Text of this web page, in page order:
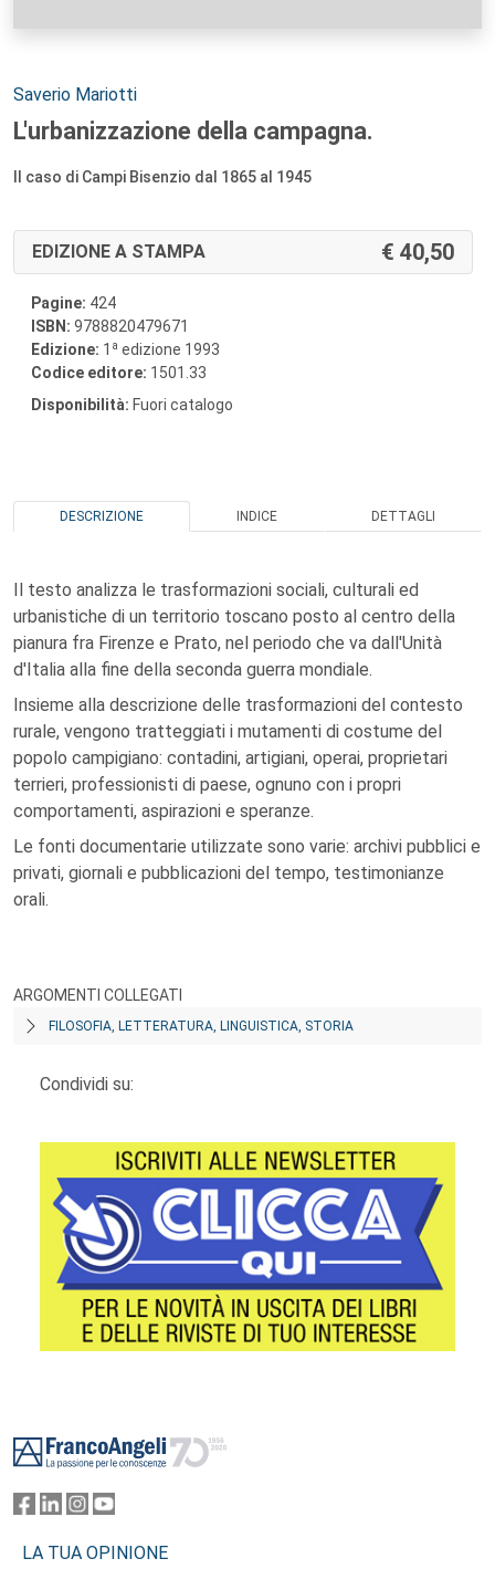
Autori:
Saverio Mariotti
L'urbanizzazione della campagna.
Il caso di Campi Bisenzio dal 1865 al 1945
EDIZIONE A STAMPA 40,50
Pagine: 424
ISBN: 9788820479671
Edizione: 1 a edizione 1993
Codice editore: 1501.33
Disponibilità: Fuori catalogo
DESCRIZIONE INDICE DETTAGLI
Il testo analizza le trasformazioni sociali, culturali ed
urbanistiche di un territorio toscano posto al centro della
pianura fra Firenze e Prato, nel periodo che va dall'Unità
d'Italia alla fine della seconda guerra mondiale.
Insieme alla descrizione delle trasformazioni del contesto
rurale, vengono tratteggiati i mutamenti di costume del
popolo campigiano: contadini, artigiani, operai, proprietari
terrieri, professionisti di paese, ognuno con i propri
comportamenti, aspirazioni e speranze.
Le fonti documentarie utilizzate sono varie: archivi pubblici e
privati, giornali e pubblicazioni del tempo, testimonianze
orali.
ARGOMENTI COLLEGATI
FILOSOFIA, LETTERATURA, LINGUISTICA, STORIA
Condividi su:
LA TUA OPINIONE